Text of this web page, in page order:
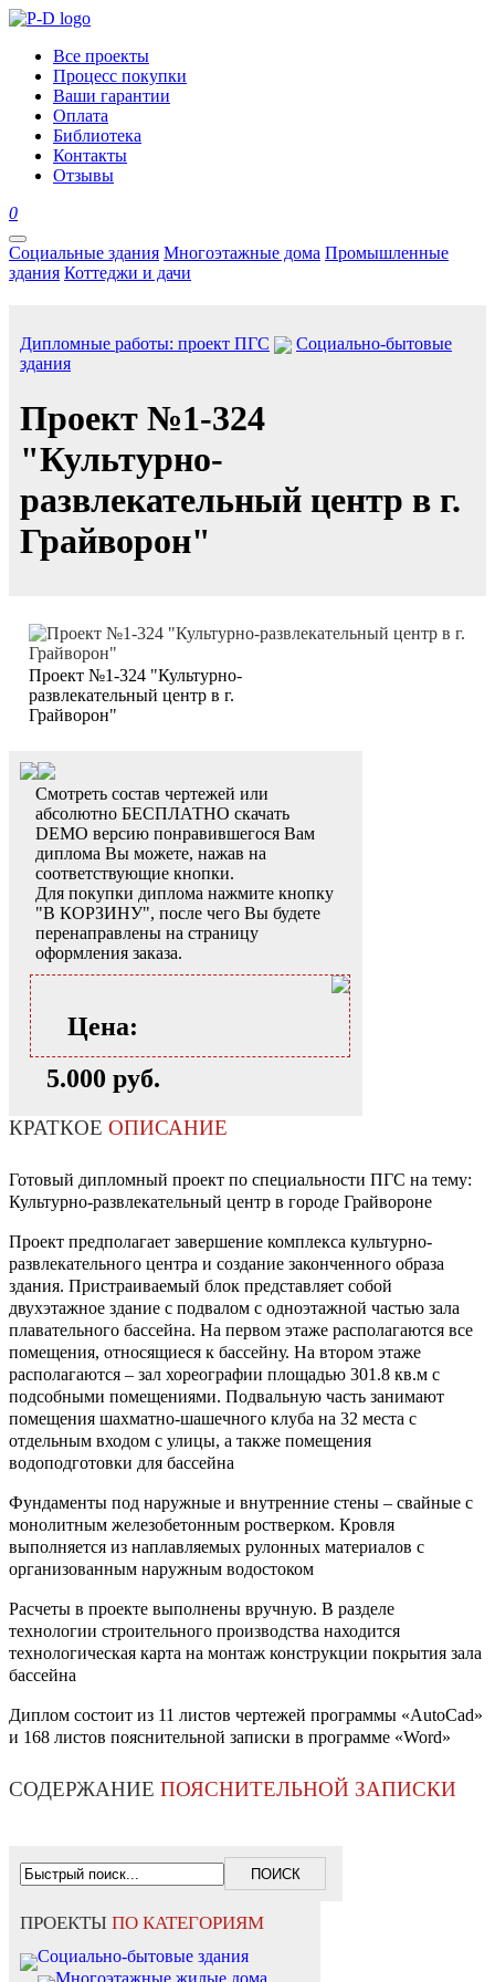
Все проекты
Процесс покупки
Ваши гарантии
Оплата
Библиотека
Контакты
Отзывы
0
Социальные здания Многоэтажные дома Промышленные
здания Коттеджи и дачи
Дипломные работы: проект ПГС
Социально-бытовые
здания
Проект №1-324
"Культурно-
развлекательный центр в г.
Грайворон"
Проект №1-324 "Культурно-
развлекательный центр в г.
Грайворон"
Смотреть состав чертежей или
абсолютно БЕСПЛАТНО скачать
DEMO версию понравившегося Вам
диплома Вы можете, нажав на
соответствующие кнопки.
Для покупки диплома нажмите кнопку
"В КОРЗИНУ", после чего Вы будете
перенаправлены на страницу
оформления заказа.
Цена:
5.000 руб.
КРАТКОЕ ОПИСАНИЕ
Готовый дипломный проект по специальности ПГС на тему:
Культурно-развлекательный центр в городе Грайвороне
Проект предполагает завершение комплекса культурно-
развлекательного центра и создание законченного образа
здания. Пристраиваемый блок представляет собой
двухэтажное здание с подвалом с одноэтажной частью зала
плавательного бассейна. На первом этаже располагаются все
помещения, относящиеся к бассейну. На втором этаже
располагаются – зал хореографии площадью 301.8 кв.м с
подсобными помещениями. Подвальную часть занимают
помещения шахматно-шашечного клуба на 32 места с
отдельным входом с улицы, а также помещения
водоподготовки для бассейна
Фундаменты под наружные и внутренние стены – свайные с
монолитным железобетонным ростверком. Кровля
выполняется из наплавляемых рулонных материалов с
организованным наружным водостоком
Расчеты в проекте выполнены вручную. В разделе
технологии строительного производства находится
технологическая карта на монтаж конструкции покрытия зала
бассейна
Диплом состоит из 11 листов чертежей программы «AutoCad»
и 168 листов пояснительной записки в программе «Word»
СОДЕРЖАНИЕ ПОЯСНИТЕЛЬНОЙ ЗАПИСКИ
ПРОЕКТЫ ПО КАТЕГОРИЯМ
Социально-бытовые здания